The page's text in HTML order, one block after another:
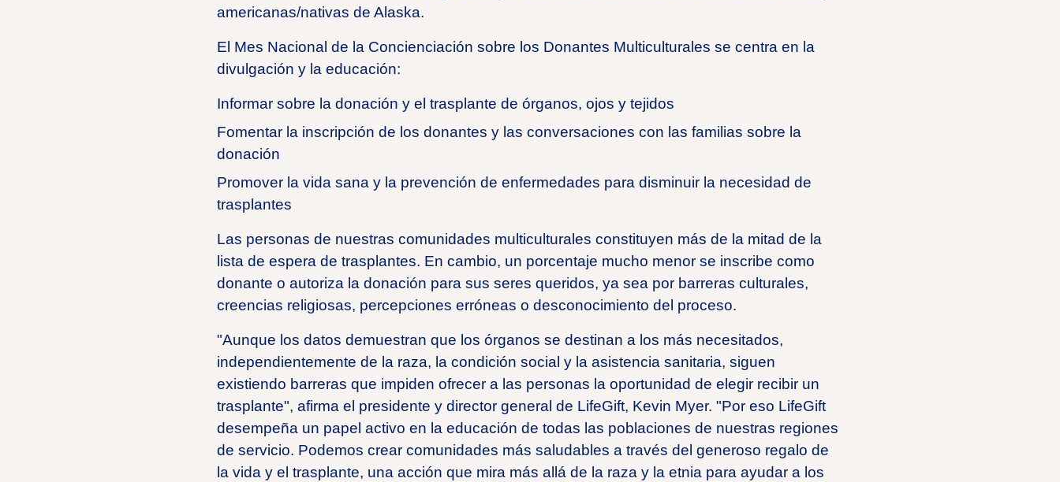
americanas/nativas de Alaska.
El Mes Nacional de la Concienciación sobre los Donantes Multiculturales se centra en la
divulgación y la educación:
Informar sobre la donación y el trasplante de órganos, ojos y tejidos
Fomentar la inscripción de los donantes y las conversaciones con las familias sobre la
donación
Promover la vida sana y la prevención de enfermedades para disminuir la necesidad de
trasplantes
Las personas de nuestras comunidades multiculturales constituyen más de la mitad de la
lista de espera de trasplantes. En cambio, un porcentaje mucho menor se inscribe como
donante o autoriza la donación para sus seres queridos, ya sea por barreras culturales,
creencias religiosas, percepciones erróneas o desconocimiento del proceso.
"Aunque los datos demuestran que los órganos se destinan a los más necesitados,
independientemente de la raza, la condición social y la asistencia sanitaria, siguen
existiendo barreras que impiden ofrecer a las personas la oportunidad de elegir recibir un
trasplante", afirma el presidente y director general de LifeGift, Kevin Myer. "Por eso LifeGift
desempeña un papel activo en la educación de todas las poblaciones de nuestras regiones
de servicio. Podemos crear comunidades más saludables a través del generoso regalo de
la vida y el trasplante, una acción que mira más allá de la raza y la etnia para ayudar a los